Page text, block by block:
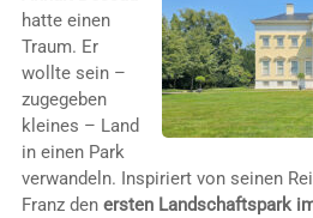
hatte einen
Traum. Er
wollte sein –
zugegeben
kleines – Land
in einen Park
verwandeln. Inspiriert von seinen
Franz den ersten Landschaftspark